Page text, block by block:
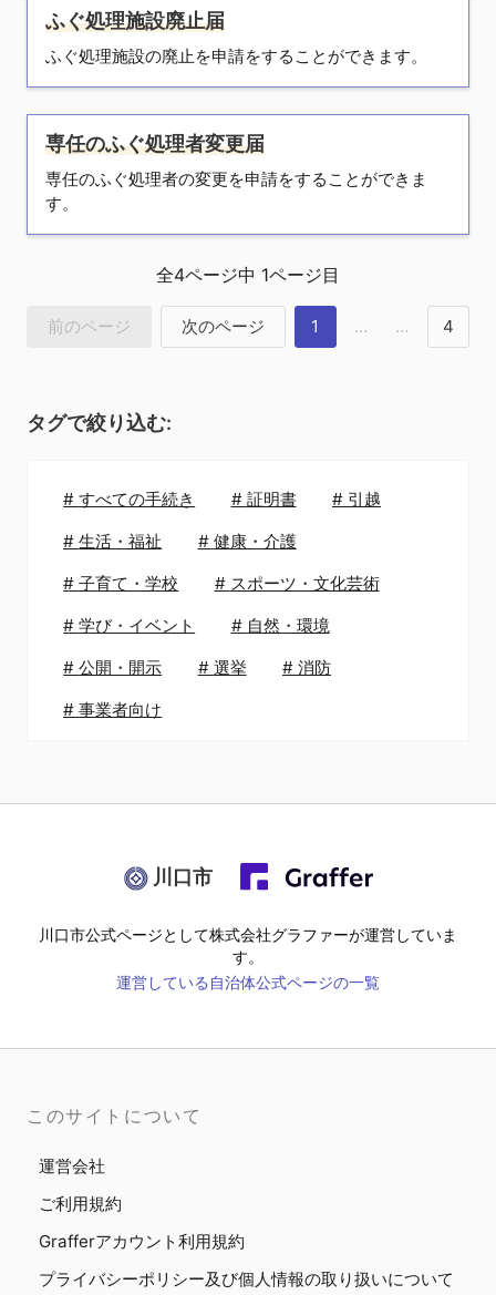
ふぐ処理施設廃止届
ふぐ処理施設の廃止を申請をすることができます。
専任のふぐ処理者変更届
専任のふぐ処理者の変更を申請をすることができま
す。
全4ページ中 1ページ目
前のページ 次のページ 1 … … 4
タグで絞り込む:
#すべての手続き # 証明書 # 引越
#生活・福祉 # 健康・介護
#子育て・学校 # スポーツ・文化芸術
#学び・イベント # 自然・環境
#公開・開示 # 選挙 # 消防
#事業者向け
川口市
川口市公式ページとして株式会社グラファーが運営していま
す。
運営している自治体公式ページの一覧
このサイトについて
運営会社
ご利用規約
Grafferアカウント利用規約
プライバシーポリシー及び個人情報の取り扱いについて